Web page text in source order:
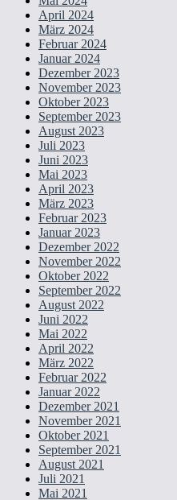
April 2024
März 2024
Februar 2024
Januar 2024
Dezember 2023
November 2023
Oktober 2023
September 2023
August 2023
Juli 2023
Juni 2023
Mai 2023
April 2023
März 2023
Februar 2023
Januar 2023
Dezember 2022
November 2022
Oktober 2022
September 2022
August 2022
Juni 2022
Mai 2022
April 2022
März 2022
Februar 2022
Januar 2022
Dezember 2021
November 2021
Oktober 2021
September 2021
August 2021
Juli 2021
Mai 2021